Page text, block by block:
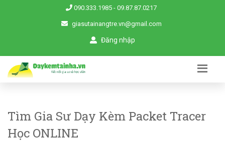
090.333.1985 - 09.87.87.0217
giasutainangtre.vn@gmail.com
Đăng nhập
Tìm Gia Sư Dạy Kèm Packet Tracer
Học ONLINE